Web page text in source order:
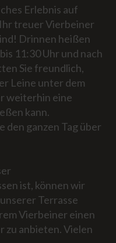
Erlebnis auf
treuer Vierbeiner
Drinnen heißen
11:30 Uhr und nach
Sie freundlich,
Leine unter dem
weiterhin eine
kann.
den ganzen Tag über
ist, können wir
Terrasse
Vierbeiner einen
zu anbieten. Vielen